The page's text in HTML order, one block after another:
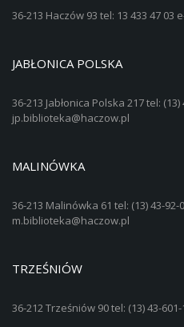
36-213 Haczów 93 tel: 13 433 47
JABŁONICA POLSKA
36-213 Jabłonica Polska 217 tel:
jp.biblioteka@haczow.pl
MALINÓWKA
36-213 Malinówka 61 tel: (13) 43-92-
m.biblioteka@haczow.pl
TRZEŚNIÓW
36-212 Trześniów 90 tel: (13) 43-